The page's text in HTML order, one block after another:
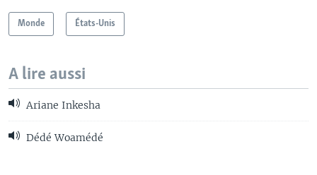
Monde États-Unis
A lire aussi
Ariane Inkesha
Dédé Woamédé